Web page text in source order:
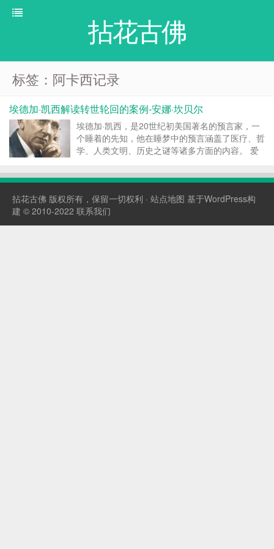
拈花古佛
标签：阿卡西记录
埃德加·凯西解读转世轮回的案例-安娜·坎贝尔
埃德加·凯西，是20世纪初美国著名的预言家，一
个睡着的先知，他在睡梦中的预言涵盖了医疗、哲
学、人类文明、历史之谜等诸多方面的内容。 爱
十世纪的神秘主义者，用他那非凡的直觉力帮助了
文，用阿卡西记...
拈花古佛 版权所有，保留一切权利 · 站点地图 基于WordPress构
建 © 2010-2022 联系我们